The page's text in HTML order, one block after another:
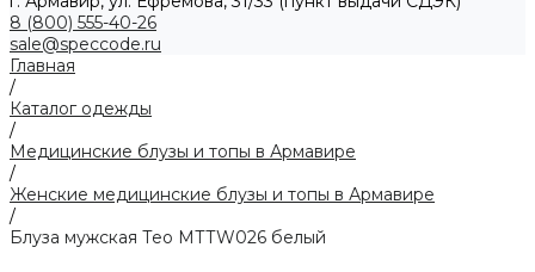
8 (800) 555-40-26
sale@speccode.ru
Главная
/
Каталог одежды
/
Медицинские блузы и топы в Армавире
/
Женские медицинские блузы и топы в Армавире
/
Блуза мужская Тео MТТW026 белый